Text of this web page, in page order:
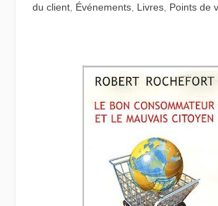
du client, Événements, Livres, Points de